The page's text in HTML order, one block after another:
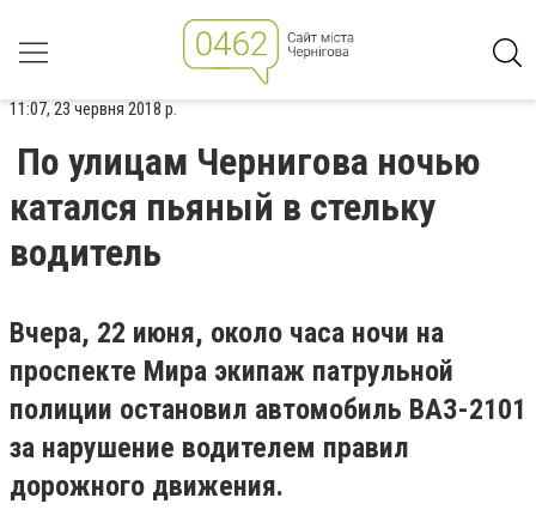
11:07, 23 червня 2018 р.
По улицам Чернигова ночью
катался пьяный в стельку
водитель
Вчера, 22 июня, около часа ночи на
проспекте Мира экипаж патрульной
полиции остановил автомобиль ВАЗ-2101
за нарушение водителем правил
дорожного движения.